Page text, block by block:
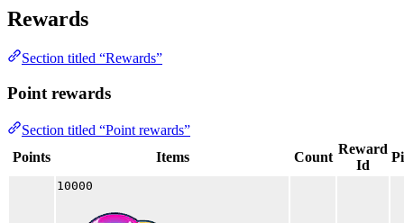
Rewards
Section titled “Rewards”
Point rewards
Section titled “Point rewards”
Points
Items Count
Reward
Id
10000